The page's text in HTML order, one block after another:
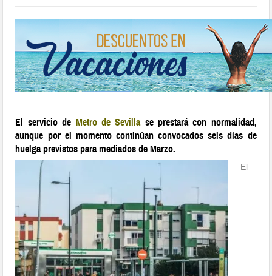
El servicio de Metro de Sevillase prestará con normalidad,
aunque por el momento continúan convocados seis días de
huelga previstos para mediados de Marzo.
El